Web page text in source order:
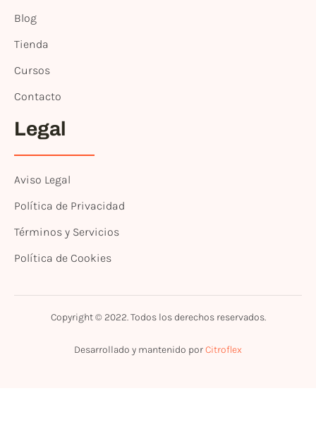
Blog
Tienda
Cursos
Contacto
Legal
Aviso Legal
Política de Privacidad
Términos y Servicios
Política de Cookies
Copyright © 2022. Todos los derechos reservados.
Desarrollado y mantenido porCitroflex